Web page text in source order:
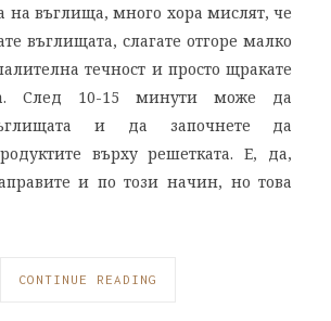
на въглища, много хора мислят, че
въглищата, слагате отгоре малко
течност и просто щракате
След 10-15 минути може да
и да започнете да
върху решетката. Е, да,
и по този начин, но това
CONTINUE READING